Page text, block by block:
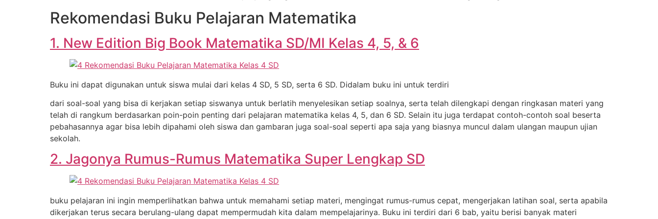
Rekomendasi Buku Pelajaran Matematika
1. New Edition Big Book Matematika SD/MI Kelas 4, 5, & 6
Buku ini dapat digunakan untuk siswa mulai dari kelas 4 SD, 5 SD, serta 6 SD. Didalam buku ini untuk terdiri
dari soal-soal yang bisa di kerjakan setiap siswanya untuk berlatih menyelesikan setiap soalnya, serta telah dilengkapi dengan ringkasan materi yang
telah di rangkum berdasarkan poin-poin penting dari pelajaran matematika kelas 4, 5, dan 6 SD. Selain itu juga terdapat contoh-contoh soal beserta
pebahasannya agar bisa lebih dipahami oleh siswa dan gambaran juga soal-soal seperti apa saja yang biasnya muncul dalam ulangan maupun ujian
sekolah.
2. Jagonya Rumus-Rumus Matematika Super Lengkap SD
buku pelajaran ini ingin memperlihatkan bahwa untuk memahami setiap materi, mengingat rumus-rumus cepat, mengerjakan latihan soal, serta apabila
dikerjakan terus secara berulang-ulang dapat mempermudah kita dalam mempelajarinya. Buku ini terdiri dari 6 bab, yaitu berisi banyak materi